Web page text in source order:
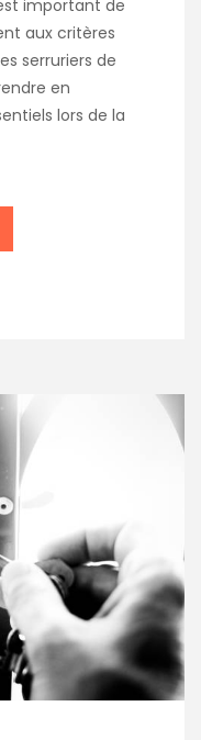
important de
aux critères
serruriers de
en
lors de la